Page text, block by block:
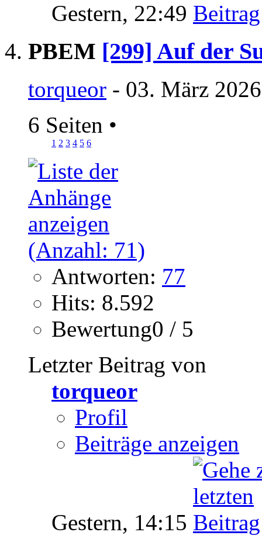
Gestern, 22:49
PBEM [299] Auf der
torqueor - 03. März
6 Seiten •
1 2 3 4 5 6
Antworten: 77
Hits: 8.592
Bewertung0 / 5
Letzter Beitrag von
torqueor
Profil
Beiträge anzeigen
Gestern, 14:15